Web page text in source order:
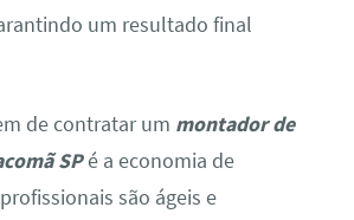
um resultado final
de contratar um montador de
SPé a economia de
são ágeis e